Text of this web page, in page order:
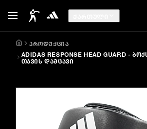
ᲞᲠᲝᲓᲣᲥᲪᲘᲐ
ADIDAS RESPONSE HEAD GUARD -
ᲗᲐᲕᲘᲡ ᲓᲐᲛᲪᲐᲕᲘ